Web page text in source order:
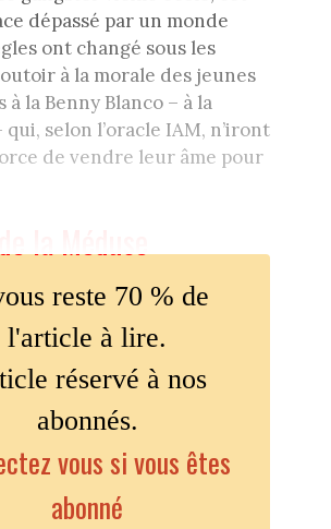
dépassé par un monde
ont changé sous les
à la morale des jeunes
à la Benny Blanco – à la
qui, selon l’oracle IAM, n’iront
de vendre leur âme pour
reste 70 % de
l'article à lire.
réservé à nos
abonnés.
vous si vous êtes
abonné